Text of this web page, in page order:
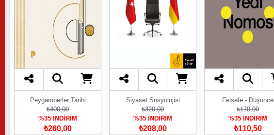
Peygamberler Tarihi
₺400,00
%35 İNDİRİM
₺260,00
Siyaset Sosyolojisi
₺320,00
%35 İNDİRİM
₺208,00
Felsefe - Düşünce
₺170,00
%35 İNDİRİM
₺110,50